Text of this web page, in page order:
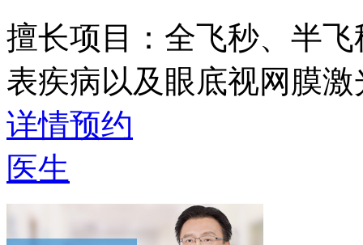
擅长项目： 全飞秒、半
表疾病以及眼底视网膜激
详情预约
医生